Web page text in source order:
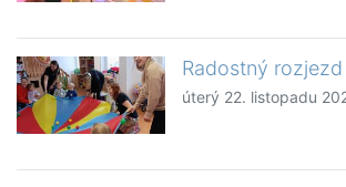
Radostný
úterý 22. listopadu